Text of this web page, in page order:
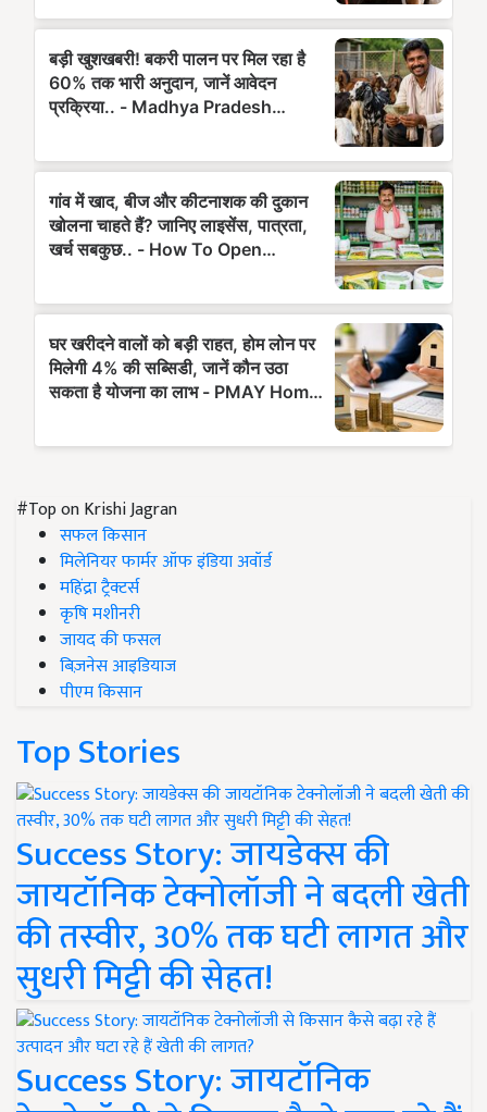
#Top on Krishi Jagran
सफल किसान
मिलेनियर फार्मर ऑफ इंडिया अवॉर्ड
महिंद्रा ट्रैक्टर्स
कृषि मशीनरी
जायद की फसल
बिज़नेस आइडियाज
पीएम किसान
Top Stories
Success Story: जायडेक्स की
जायटॉनिक टेक्नोलॉजी ने बदली खेती
की तस्वीर, 30% तक घटी लागत और
सुधरी मिट्टी की सेहत!
Success Story: जायटॉनिक